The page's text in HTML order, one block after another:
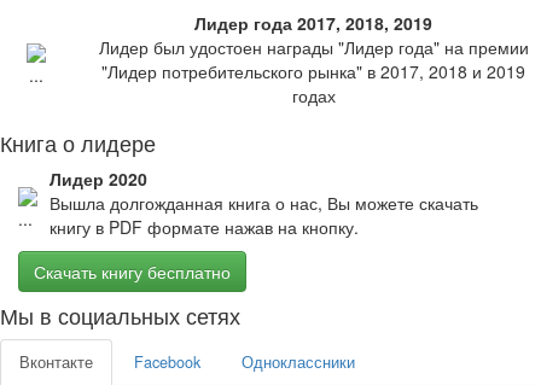
Лидер года 2017, 2018, 2019
Лидер был удостоен награды "Лидер года" на премии
"Лидер потребительского рынка" в 2017, 2018 и 2019
годах
Книга о лидере
Лидер 2020
Вышла долгожданная книга о нас, Вы можете скачать
книгу в PDF формате нажав на кнопку.
Скачать книгу бесплатно
Мы в социальных сетях
Вконтакте Facebook Одноклассники